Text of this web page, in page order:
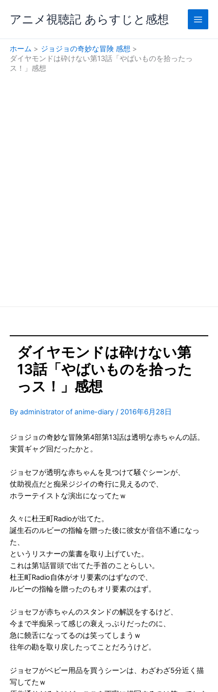
ス
アニメ視聴記 あらすじと感想
ホーム
ジョジョの奇妙な冒険 感想
ダイヤモンドは砕けない第13話「やばいものを拾ったっ
ス！」感想
ダイヤモンドは砕けない第
13話「やばいものを拾った
っス！」感想
By administrator of anime-diary / 2016年6月28日
ジョジョの奇妙な冒険第4部第13話は透明な赤ちゃんの話。
実質ギャグ回だったかと。
ジョセフが透明な赤ちゃんを見つけて騒ぐシーンが、
仗助視点だと痴呆ジジイの奇行に見えるので、
ホラーテイストな演出になってたｗ
久々に杜王町Radioが出てた。
誕生石のルビーの指輪を贈った後に彼女が音信不通になっ
た、
というリスナーの葉書を取り上げていた。
これは第1話冒頭で出てた手首のことらしい。
杜王町Radio自体がオリ要素のはずなので、
ルビーの指輪を贈ったのもオリ要素のはず。
ジョセフが赤ちゃんのスタンドの解説をするけど、
今まで半痴呆って感じの衰えっぷりだったのに、
急に饒舌になってるのは笑ってしまうｗ
往年の勘を取り戻したってことだろうけど。
ジョセフがベビー用品を買うシーンは、わざわざ5分近く描
写してたｗ